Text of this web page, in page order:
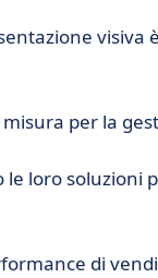
per la
loro soluzioni
di